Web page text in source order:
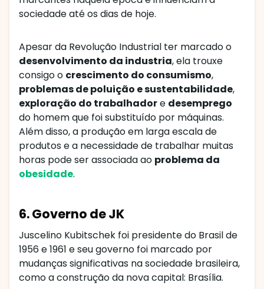
sociedade até os dias de hoje.
Apesar da Revolução Industrial ter marcado o
desenvolvimento da industria, ela trouxe
consigo o crescimento do consumismo,
problemas de poluição e sustentabilidade,
exploração do trabalhadore desemprego
do homem que foi substituído por máquinas.
Além disso, a produção em larga escala de
produtos e a necessidade de trabalhar muitas
horas pode ser associada ao problema da
obesidade.
6. Governo de JK
Juscelino Kubitschek foi presidente do Brasil de
1956 e 1961 e seu governo foi marcado por
mudanças significativas na sociedade brasileira,
como a construção da nova capital: Brasília.